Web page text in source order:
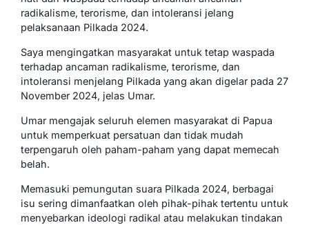
radikalisme, terorisme, dan intoleransi jelang
pelaksanaan Pilkada 2024.
Saya mengingatkan masyarakat untuk tetap waspada
terhadap ancaman radikalisme, terorisme, dan
intoleransi menjelang Pilkada yang akan digelar pada 27
November 2024, jelas Umar.
Umar mengajak seluruh elemen masyarakat di Papua
untuk memperkuat persatuan dan tidak mudah
terpengaruh oleh paham-paham yang dapat memecah
belah.
Memasuki pemungutan suara Pilkada 2024, berbagai
isu sering dimanfaatkan oleh pihak-pihak tertentu untuk
menyebarkan ideologi radikal atau melakukan tindakan